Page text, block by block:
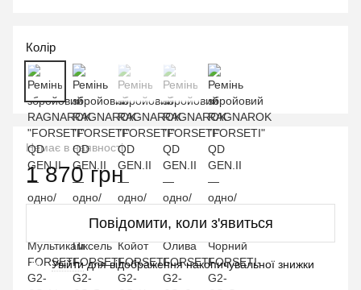
Колір
Немає в наявності
1 870 грн
Повідомити, коли з'явиться
% Увійтидля відображення накопичувальної знижки